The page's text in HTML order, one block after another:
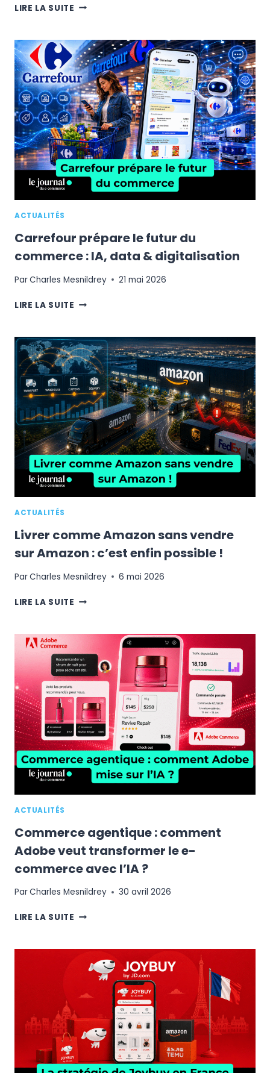
LIRE LA SUITE UNIVERSAL
UN
SEUL
PANIER
POUR
TOUT
LE
WEB,
JUSQU’OÙ
VEUT
ALLER
GOOGLE
ACTUALITÉS
Carrefour prépare le futur du
commerce : IA, data & digitalisation
ParCharles Mesnildrey 21 mai 2026
LIRE LA SUITE CARREFOUR
FUTUR
DU
COMMERCE
:
IA,
DATA
&
DIGITALISATION
ACTUALITÉS
Livrer comme Amazon sans vendre
sur Amazon : c’est enfin possible !
ParCharles Mesnildrey 6 mai 2026
LIRE LA SUITE LIVRER
SANS
VENDRE
SUR
AMAZON
C’EST
ENFIN
POSSIBLE
!
ACTUALITÉS
Commerce agentique : comment
Adobe veut transformer le e-
commerce avec l’IA ?
ParCharles Mesnildrey 30 avril 2026
LIRE LA SUITE COMMERCE
COMMENT
ADOBE
TRANSFORMER
E-
COMMERCE
AVEC
L’IA
?